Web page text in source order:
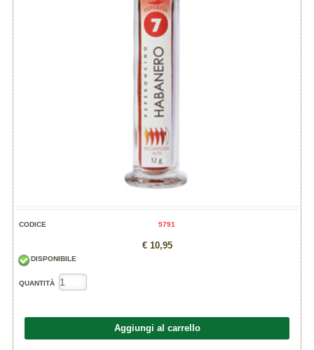
CODICE 5791
€ 10,95
DISPONIBILE
QUANTITÀ
Aggiungi al carrello